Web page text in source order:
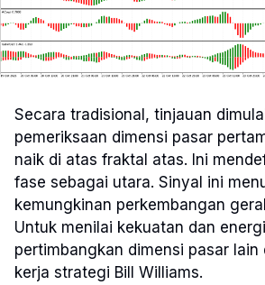
Secara tradisional, tinjauan
pemeriksaan dimensi pasar
naik di atas fraktal atas. Ini
fase sebagai utara. Sinyal ini
kemungkinan perkembangan
Untuk menilai kekuatan dan
pertimbangkan dimensi pasar lain
kerja strategi Bill Williams.